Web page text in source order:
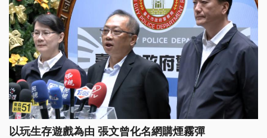
以玩生存遊戲為由 張文曾化名網購煙霧彈